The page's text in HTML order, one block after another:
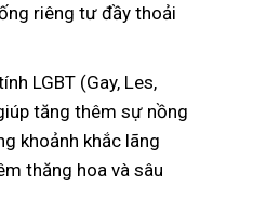
riêng tư đầy thoải
LGBT (Gay, Les,
tăng thêm sự nồng
khoảnh khắc lãng
thăng hoa và sâu